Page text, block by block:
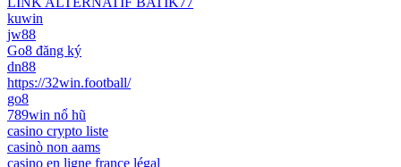
kuwin
jw88
Go8 đăng ký
dn88
https://32win.football/
go8
789win nổ hũ
casino crypto liste
casinò non aams
casino en ligne france légal